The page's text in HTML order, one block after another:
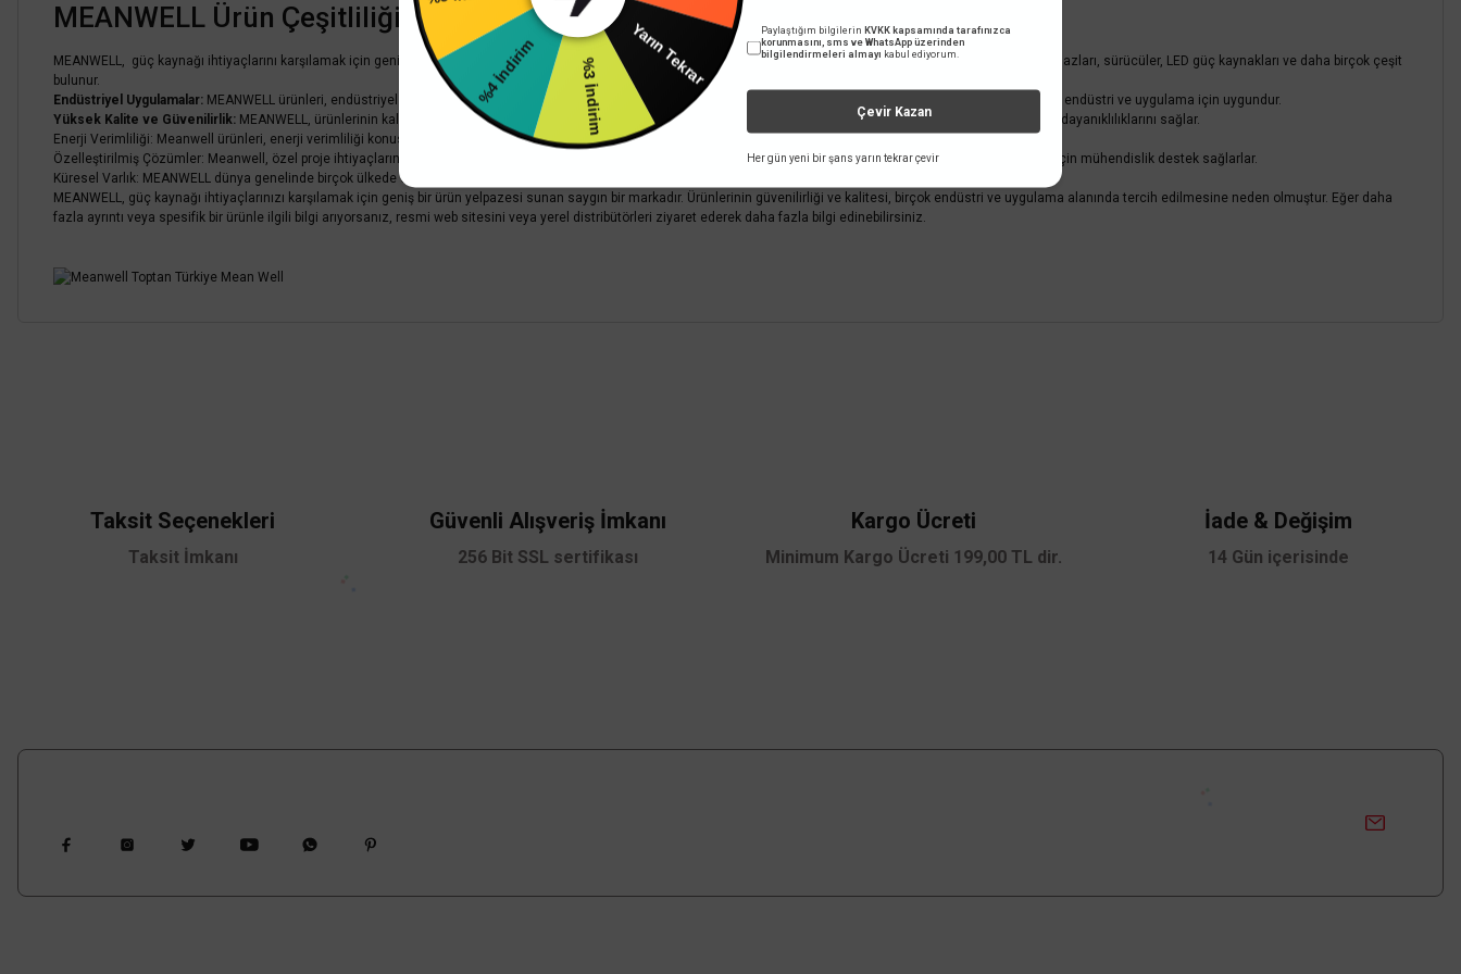
MEANWELL Ürün Çeşitliliği:
MEANWELL, güç kaynağı ihtiyaçlarını karşılamak için geniş bir ürün yelpazesi sunar. Bu ürünler arasında AC-DC güç kaynakları, DC-DC dönüştürücüler, invertörler, şarj cihazları, sürücüler, LED güç kaynakları ve daha birçok çeşit
bulunur.
Endüstriyel Uygulamalar: MEANWELL ürünleri, endüstriyel otomasyon, telekomünikasyon, sağlık sektörü, ulaşım, rüzgar enerjisi, güneş enerjisi ve aydınlatma gibi birçok endüstri ve uygulama için uygundur.
Yüksek Kalite ve Güvenilirlik: MEANWELL, ürünlerinin kalitesine büyük önem verir ve endüstri standardına uygun olarak üretim yapar. Bu, ürünlerinin güvenilirliklerini ve dayanıklılıklarını sağlar.
Enerji Verimliliği: Meanwell ürünleri, enerji verimliliği konusunda yüksek standartları karşılar. Bu, enerji tasarrufu ve çevresel sürdürülebilirlik açısından önemlidir.
Özelleştirilmiş Çözümler: Meanwell, özel proje ihtiyaçlarını karşılamak için özelleştirilmiş güç kaynağı çözümleri sunabilir. Müşterilerin özel gereksinimlerini karşılamak için mühendislik destek sağlarlar.
Küresel Varlık: MEANWELL dünya genelinde birçok ülkede distribütörler ve temsilciler aracılığıyla hizmet verir. Bu, müşterilere uluslararası düzeyde destek sağlar.
MEANWELL, güç kaynağı ihtiyaçlarınızı karşılamak için geniş bir ürün yelpazesi sunan saygın bir markadır. Ürünlerinin güvenilirliği ve kalitesi, birçok endüstri ve uygulama alanında tercih edilmesine neden olmuştur. Eğer daha
fazla ayrıntı veya spesifik bir ürünle ilgili bilgi arıyorsanız, resmi web sitesini veya yerel distribütörleri ziyaret ederek daha fazla bilgi edinebilirsiniz.
Ürün fiyatı diğer sitelerden daha pahalı.
Bu ürüne benzer farklı alternatifler olmalı.
Taksit Seçenekleri
Taksit İmkanı
Güvenli Alışveriş İmkanı
256 Bit SSL sertifikası
Kargo Ücreti
Minimum Kargo Ücreti 199,00 TL dir.
İade & Değişim
14 Gün içerisinde
Yarın Tekrar
%3 İndirim
%4 İndirim Paylaştığım bilgilerin KVKK kapsamında tarafınızca
korunmasını, sms ve WhatsApp üzerinden
bilgilendirmeleri almayı kabul ediyorum.
Çevir Kazan
Her gün yeni bir şans yarın tekrar çevir